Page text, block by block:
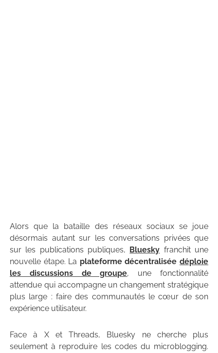
Alors que la bataille des réseaux sociaux se joue
désormais autant sur les conversations privées que
sur les publications publiques,
Bluesky franchit une
nouvelle étape. La plateforme décentraliséedéploie
les discussions de groupe, une fonctionnalité
attendue qui accompagne un changement stratégique
plus large : faire des communautés le cœur de son
expérience utilisateur.
Face à X et Threads, Bluesky ne cherche plus
seulement à reproduire les codes du microblogging.